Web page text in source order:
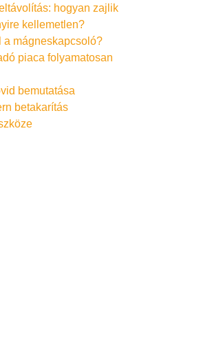
hogyan zajlik
kellemetlen?
a mágneskapcsoló?
piaca folyamatosan
bemutatása
betakarítás